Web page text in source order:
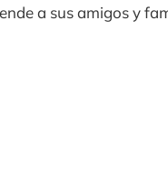
a sus amigos y